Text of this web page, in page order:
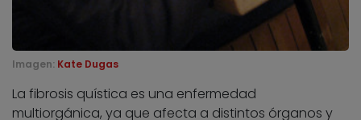
Imagen: Kate Dugas
La fibrosis quística es una enfermedad
multiorgánica, ya que afecta a distintos órganos y